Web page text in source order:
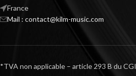
France
Mail : contact@kilm-music.com
*TVA non applicable – article 293 B du CGI